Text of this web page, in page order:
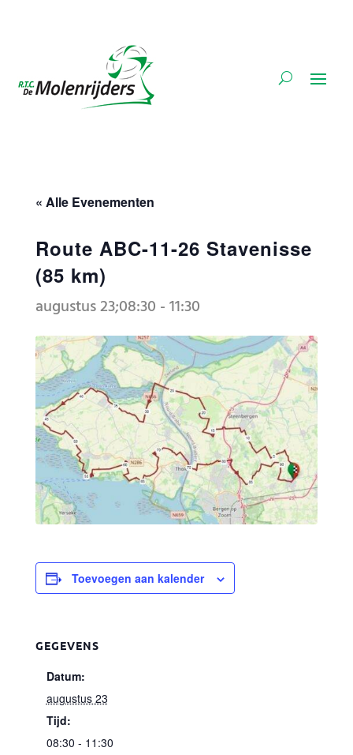
« Alle Evenementen
Route ABC-11-26 Stavenisse
(85 km)
augustus 23;08:30 -11:30
Toevoegen aan kalender
GEGEVENS
Datum:
augustus 23
Tijd:
08:30 - 11:30